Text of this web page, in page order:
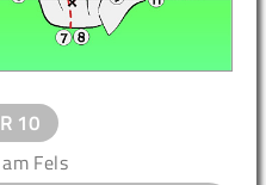
R 10
am Fels